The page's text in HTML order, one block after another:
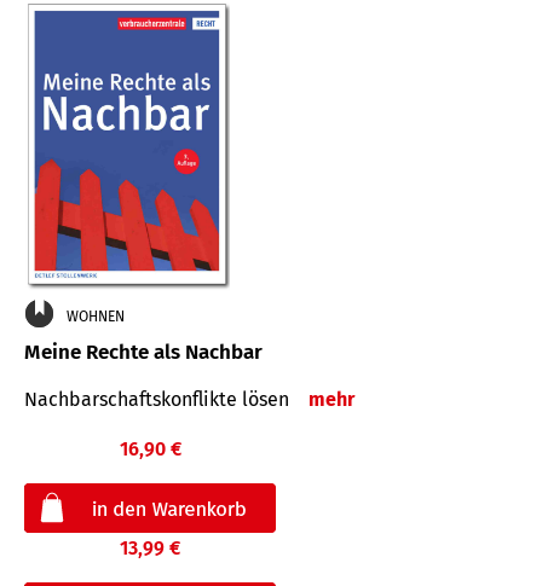
WOHNEN
Meine Rechte als Nachbar
Nach­bar­schafts­konflikte lösen mehr
16,90 €
13,99 €